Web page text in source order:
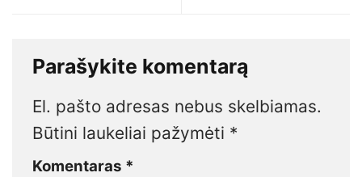
Parašykite komentarą
El. pašto adresas nebus skelbiamas.
Būtini laukeliai pažymėti *
Komentaras *